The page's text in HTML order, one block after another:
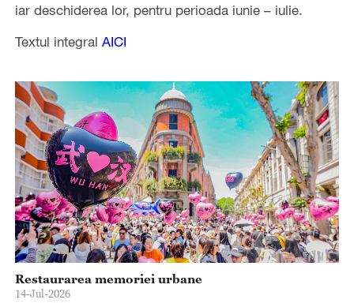
iar deschiderea lor, pentru perioada iunie – iulie.
Textul integral AICI
Restaurarea memoriei urbane
14-Jul-2026